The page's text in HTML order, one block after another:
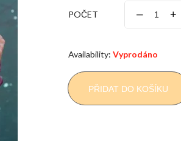
POČET – +
Availability: Vyprodáno
PŘIDAT DO KOŠÍKU